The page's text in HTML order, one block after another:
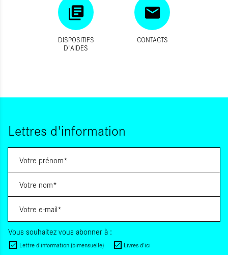
DISPOSITIFS
D'AIDES
CONTACTS
Lettres d'information
Vous souhaitez vous abonner à :
Lettre d'information (bimensuelle) Livres d'ici